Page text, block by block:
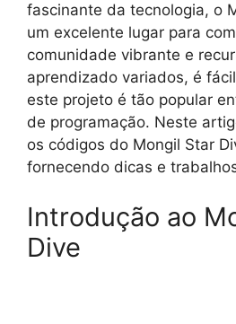
fascinante da tecnologia, o
um excelente lugar para
comunidade vibrante e
aprendizado variados, é
este projeto é tão popular
de programação. Neste
os códigos do Mongil Star
fornecendo dicas e
Introdução ao
Dive